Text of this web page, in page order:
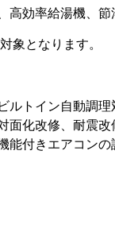
高効率給湯機、節
象となります。
トイン自動調
化改修、耐震
付きエアコン